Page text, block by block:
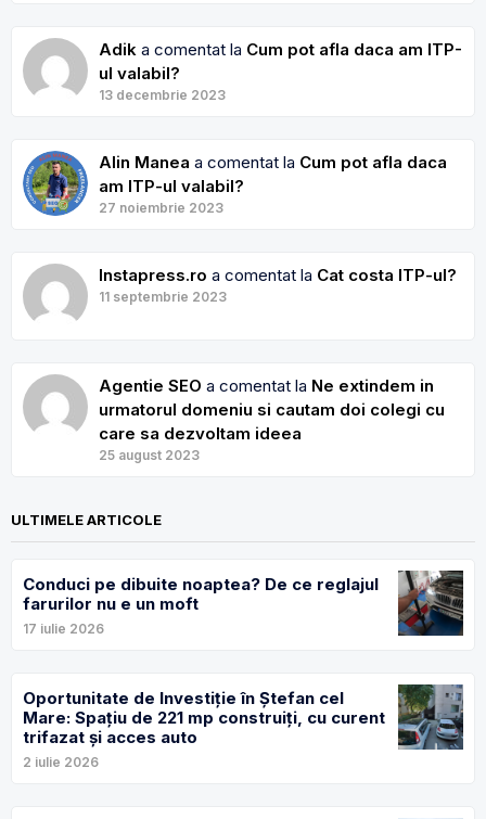
Adik a comentat la Cum pot afla daca am ITP-
ul valabil?
13 decembrie 2023
Alin Manea a comentat la Cum pot afla daca
am ITP-ul valabil?
27 noiembrie 2023
Instapress.ro a comentat la Cat costa ITP-ul?
11 septembrie 2023
Agentie SEO a comentat la Ne extindem in
urmatorul domeniu si cautam doi colegi cu
care sa dezvoltam ideea
25 august 2023
ULTIMELE ARTICOLE
Conduci pe dibuite noaptea? De ce reglajul
farurilor nu e un moft
17 iulie 2026
Oportunitate de Investiție în Ștefan cel
Mare: Spațiu de 221 mp construiți, cu curent
trifazat și acces auto
2 iulie 2026